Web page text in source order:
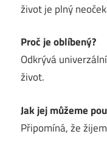
život je plný
Proč je oblíbený?
Odkrývá
život.
Jak jej můžeme
Připomíná, že